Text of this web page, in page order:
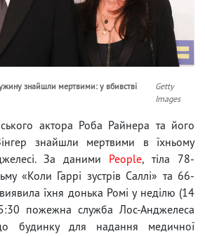
знайшли мертвими: у вбивстві
Getty
Images
актора Роба Райнера та його
знайшли мертвими в їхньому
За даними People, тіла 78-
«Коли Гаррі зустрів Саллі» та 66-
їхня донька Ромі у неділю (14
пожежна служба Лос-Анджелеса
будинку для надання медичної